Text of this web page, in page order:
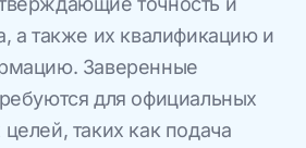
а также их квалификацию и
Заверенные
для официальных
таких как подача